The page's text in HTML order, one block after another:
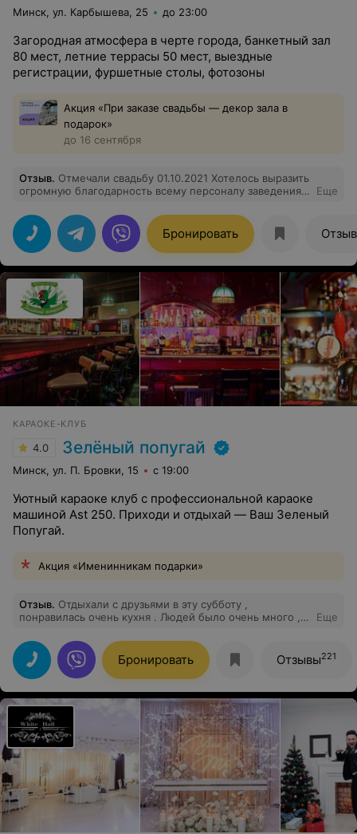
Минск, ул. Карбышева, 25 до 23:00
Загородная атмосфера в черте города, банкетный зал
80 мест, летние террасы 50 мест, выездные
регистрации, фуршетные столы, фотозоны
Акция «При заказе свадьбы — декор зала в
подарок»
до 16 сентября
Отзыв. Отмечали свадьбу 01.10.2021 Хотелось выразить
огромную благодарность всему персоналу заведения.
день в нашей жизни и мы очень рады ,что провели его
вместе с вами
Еще
Бронировать
КАРАОКЕ-КЛУБ
4.0 Зелёный попугай
Минск, ул. П. Бровки, 15 с 19:00
Уютный караоке клуб с профессиональной караоке
машиной Ast 250. Приходи и отдыхай — Ваш Зеленый
Попугай.
Акция «Именинникам подарки»
Отзыв. Отдыхали с друзьями в эту субботу ,
понравилась очень кухня . Людей было очень много ,
адекватные по сравнению другими караоке клубами .
Очень понравился коктейль Зелёный попугай который
был подарен от заведения в честь дня рождения с
пожеланиями на все общее обозрение ,с
аплодисментами всего зала ,что было очень
неожиданно и приятно . Спасибо что вы есть !
Еще
Бронировать Отзывы221